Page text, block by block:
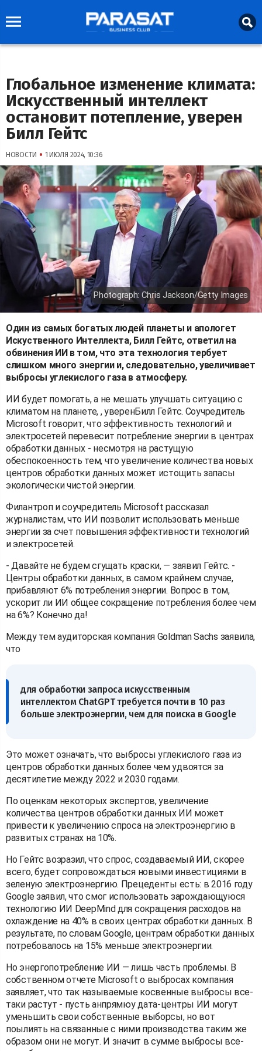
Глобальное изменение климата:
Искусственный интеллект
остановит потепление, уверен
Билл Гейтс
НОВОСТИ • 1 ИЮЛЯ 2024, 10:36
Photograph: Chris Jackson/Getty Images
Один из самых богатых людей планеты и апологет
Искуственного Интеллекта, Билл Гейтс, ответил на
обвинения ИИ в том, что эта технология тербует
слишком много энергии и, следовательно, увеличивает
выбросы углекислого газа в атмосферу.
ИИ будет помогать, а не мешать улучшать ситуацию с
климатом на планете, , уверенБилл Гейтс. Соучредитель
Microsoft говорит, что эффективность технологий и
электросетей перевесит потребление энергии в центрах
обработки данных - несмотря на растущую
обеспокоенность тем, что увеличение количества новых
центров обработки данных может истощить запасы
экологически чистой энергии.
Филантроп и соучредитель Microsoft рассказал
журналистам, что ИИ позволит использовать меньше
энергии за счет повышения эффективности технологий
и электросетей.
- Давайте не будем сгущать краски, — заявил Гейтс. -
Центры обработки данных, в самом крайнем случае,
прибавляют 6% потребления энергии. Вопрос в том,
ускорит ли ИИ общее сокращение потребления более чем
на 6%? Конечно да!
Между тем аудиторская компания Goldman Sachs заявила,
что
для обработки запроса искусственным
интеллектом ChatGPT требуется почти в 10 раз
больше электроэнергии, чем для поиска в Google
Это может означать, что выбросы углекислого газа из
центров обработки данных более чем удвоятся за
десятилетие между 2022 и 2030 годами.
По оценкам некоторых экспертов, увеличение
количества центров обработки данных ИИ может
привести к увеличению спроса на электроэнергию в
развитых странах на 10%.
Но Гейтс возразил, что спрос, создаваемый ИИ, скорее
всего, будет сопровождаться новыми инвестициями в
зеленую электроэнергию. Прецеденты есть: в 2016 году
Google заявил, что смог использовать зарождающуюся
технологию ИИ DeepMind для сокращения расходов на
охлаждение на 40% в своих центрах обработки данных. В
результате, по словам Google, центрам обработки данных
потребовалось на 15% меньше электроэнергии.
Но энергопотребление ИИ — лишь часть проблемы. В
собственном отчете Microsoft о выбросах компания
заявляет, что так называемые косвенные выбросы все-
таки растут - пусть анпрямюу дата-центры ИИ могут
уменьшить свои собственные выборсы, но вот
поылиять на связанные с ними производства таким же
образом они не могут. И значит в сумме выбросы все-